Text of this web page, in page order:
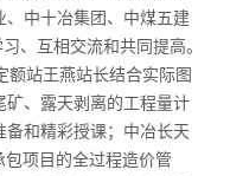
、中十冶集团、中煤五建
、互相交流和共同提高。
站王燕站长结合实际图
、露天剥离的工程量计
和精彩授课；中冶长天
项目的全过程造价管